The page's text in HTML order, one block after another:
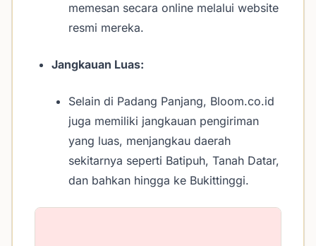
memesan secara online melalui website
resmi mereka.
Jangkauan Luas:
Selain di Padang Panjang, Bloom.co.id
juga memiliki jangkauan pengiriman
yang luas, menjangkau daerah
sekitarnya seperti Batipuh, Tanah Datar,
dan bahkan hingga ke Bukittinggi.